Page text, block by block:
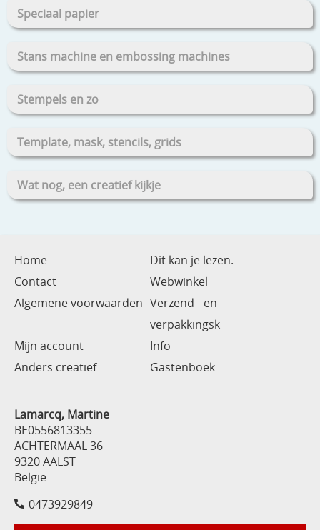
Speciaal papier
Stans machine en embossing machines
Stempels en zo
Template, mask, stencils, grids
Wat nog, een creatief kijkje
Home
Dit kan je lezen.
Contact
Webwinkel
Algemene voorwaarden Verzend - en
verpakkingsk
Mijn account
Info
Anders creatief
Gastenboek
Lamarcq, Martine
BE0556813355
ACHTERMAAL 36
9320 AALST
België
0473929849